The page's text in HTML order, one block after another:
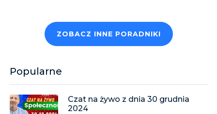
ZOBACZ INNE PORADNIKI
Popularne
Czat na żywo z dnia 30 grudnia
2024